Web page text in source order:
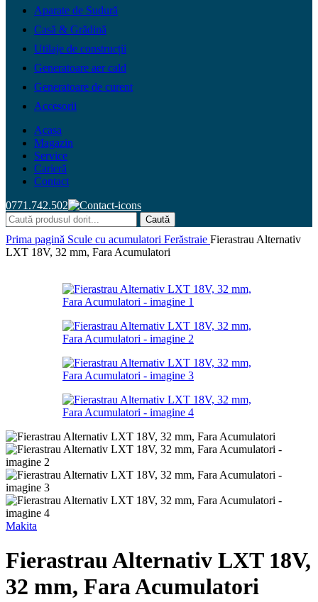
Aparate de Sudură
Casă & Grădină
Utilaje de construcții
Generatoare aer cald
Generatoare de curent
Accesorii
Acasa
Magazin
Service
Carieră
Contact
0771.742.502
Caută
Prima pagină Scule cu acumulatori Ferăstraie Fierastrau Alternativ
LXT 18V, 32 mm, Fara Acumulatori
Makita
Fierastrau Alternativ LXT 18V,
32 mm, Fara Acumulatori